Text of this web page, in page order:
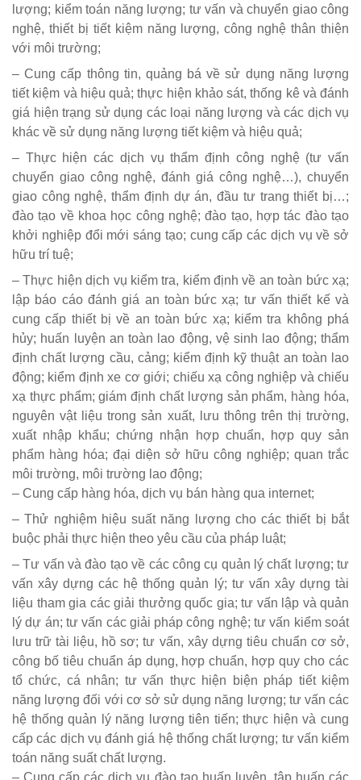
lượng; kiểm toán năng lượng; tư vấn và chuyển giao công
nghệ, thiết bị tiết kiệm năng lượng, công nghệ thân thiện
với môi trường;
– Cung cấp thông tin, quảng bá về sử dụng năng lượng
tiết kiệm và hiệu quả; thực hiện khảo sát, thống kê và đánh
giá hiện trạng sử dụng các loại năng lượng và các dịch vụ
khác về sử dụng năng lượng tiết kiệm và hiệu quả;
– Thực hiện các dịch vụ thẩm định công nghệ (tư vấn
chuyển giao công nghệ, đánh giá công nghệ…), chuyển
giao công nghệ, thẩm định dự án, đầu tư trang thiết bị…;
đào tạo về khoa học công nghệ; đào tạo, hợp tác đào tạo
khởi nghiệp đổi mới sáng tạo; cung cấp các dịch vụ về sở
hữu trí tuệ;
– Thực hiện dịch vụ kiểm tra, kiểm định về an toàn bức xạ;
lập báo cáo đánh giá an toàn bức xạ; tư vấn thiết kế và
cung cấp thiết bị về an toàn bức xạ; kiểm tra không phá
hủy; huấn luyện an toàn lao động, vệ sinh lao động; thẩm
định chất lượng cầu, cảng; kiểm định kỹ thuật an toàn lao
động; kiểm định xe cơ giới; chiếu xạ công nghiệp và chiếu
xạ thực phẩm; giám định chất lượng sản phẩm, hàng hóa,
nguyên vật liệu trong sản xuất, lưu thông trên thị trường,
xuất nhập khẩu; chứng nhận hợp chuẩn, hợp quy sản
phẩm hàng hóa; đại diện sở hữu công nghiệp; quan trắc
môi trường, môi trường lao động;
– Cung cấp hàng hóa, dịch vụ bán hàng qua internet;
– Thử nghiệm hiệu suất năng lượng cho các thiết bị bắt
buộc phải thực hiện theo yêu cầu của pháp luật;
– Tư vấn và đào tạo về các công cụ quản lý chất lượng; tư
vấn xây dựng các hệ thống quản lý; tư vấn xây dựng tài
liệu tham gia các giải thưởng quốc gia; tư vấn lập và quản
lý dự án; tư vấn các giải pháp công nghệ; tư vấn kiểm soát
lưu trữ tài liệu, hồ sơ; tư vấn, xây dựng tiêu chuẩn cơ sở,
công bố tiêu chuẩn áp dụng, hợp chuẩn, hợp quy cho các
tổ chức, cá nhân; tư vấn thực hiện biện pháp tiết kiệm
năng lượng đối với cơ sở sử dụng năng lượng; tư vấn các
hệ thống quản lý năng lượng tiên tiến; thực hiện và cung
cấp các dịch vụ đánh giá hệ thống chất lượng; tư vấn kiểm
toán năng suất chất lượng.
– Cung cấp các dịch vụ đào tạo huấn luyện, tập huấn các